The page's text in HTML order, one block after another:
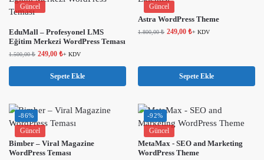
Güncel
EduMall – Profesyonel LMS
Eğitim Merkezi WordPress Teması
1.500,00₺ 249,00 ₺+ KDV
Sepete Ekle
Güncel
Astra WordPress Theme
1.800,00₺ 249,00 ₺+ KDV
Sepete Ekle
-86%
Güncel
Bimber – Viral Magazine
WordPress Teması
-92%
Güncel
MetaMax - SEO and Marketing
WordPress Theme